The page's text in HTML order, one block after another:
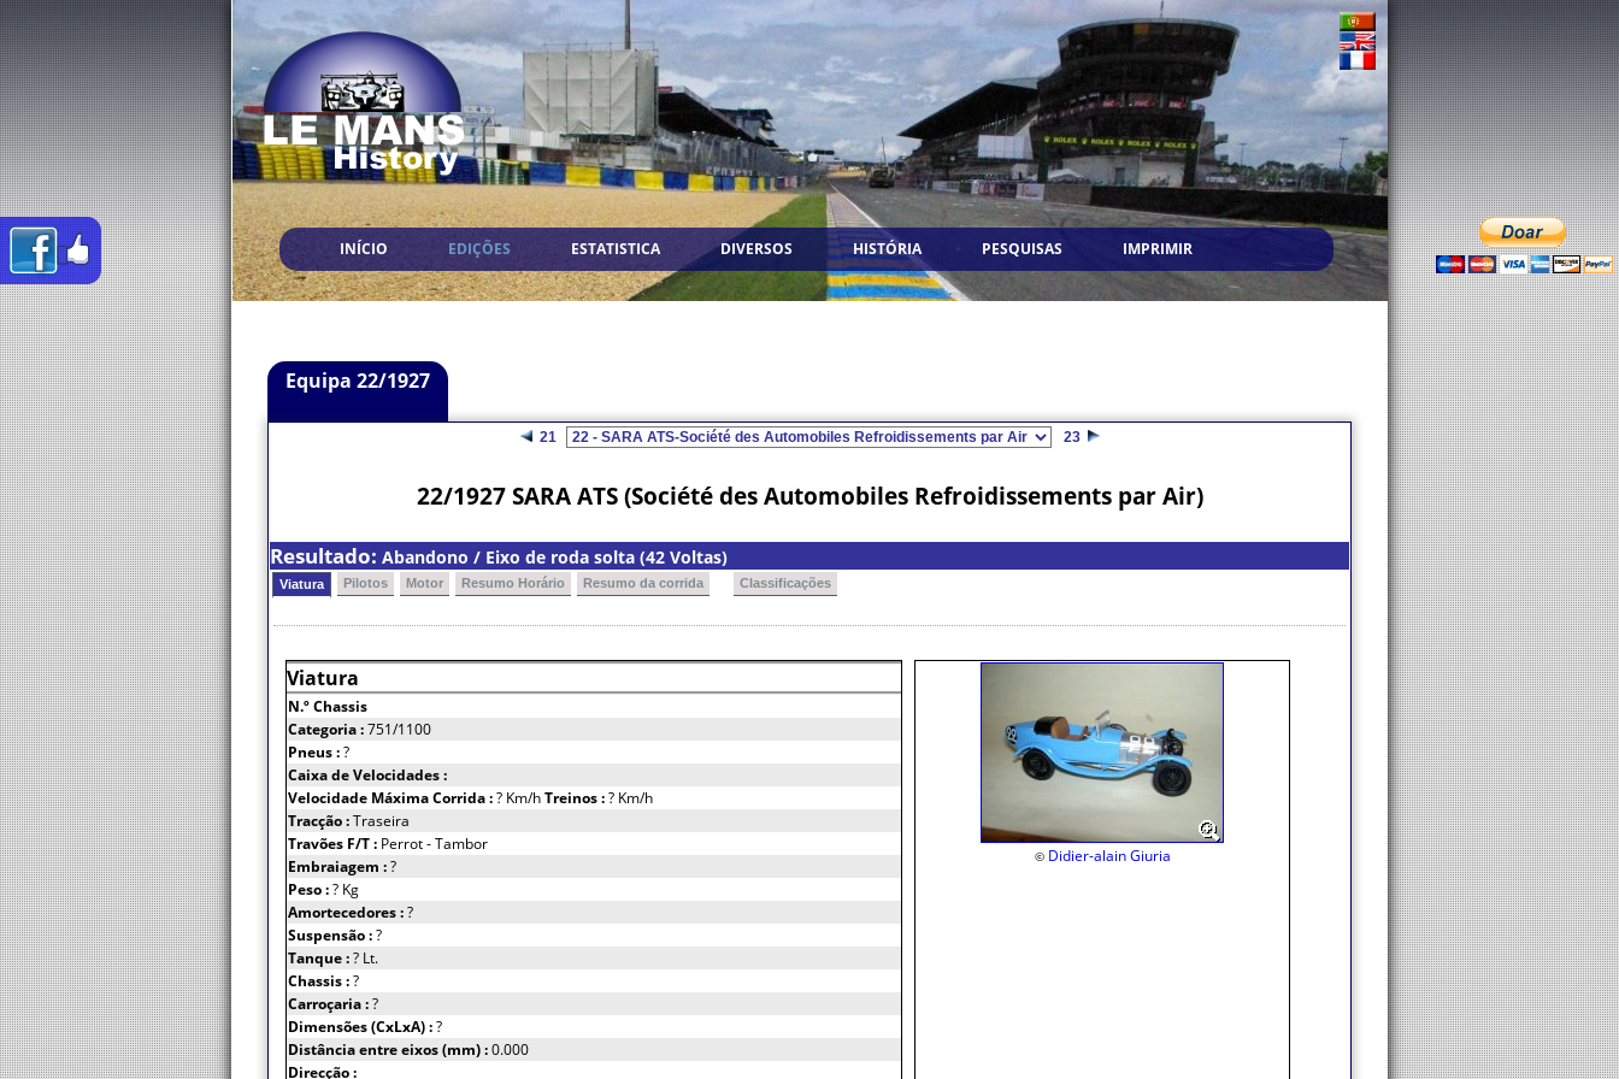
INÍCIO EDIÇÕES ESTATISTICA DIVERSOS HISTÓRIA PESQUISAS IMPRIMIR
Equipa 22/1927
21 23
22/1927 SARA ATS (Société des Automobiles Refroidissements par Air)
Resultado: Abandono / Eixo de roda solta (42 Voltas)
Viatura Pilotos Motor Resumo Horário Resumo da corrida Classificações
Viatura
N.º Chassis
Categoria :751/1100
Pneus :?
Caixa de Velocidades :
Velocidade Máxima Corrida :? Km/hTreinos :? Km/h
Tracção :Traseira
Travões F/T : Perrot - Tambor
Embraiagem :?
Peso :? Kg
Amortecedores :?
Suspensão :?
Tanque :? Lt.
Chassis :?
Carroçaria :?
Dimensões (CxLxA) :?
Distância entre eixos (mm) :0.000
Direcção :
© Didier-alain Giuria